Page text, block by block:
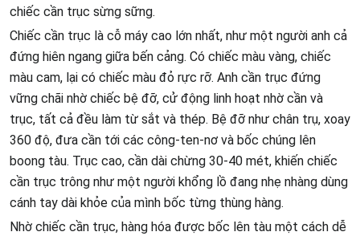
chiếc cần trục sừng sững.
Chiếc cần trục là cỗ máy cao lớn nhất, như một người anh cả
đứng hiên ngang giữa bến cảng. Có chiếc màu vàng, chiếc
màu cam, lại có chiếc màu đỏ rực rỡ. Anh cần trục đứng
vững chãi nhờ chiếc bệ đỡ, cử động linh hoạt nhờ cần và
trục, tất cả đều làm từ sắt và thép. Bệ đỡ như chân trụ, xoay
360 độ, đưa cần tới các công-ten-nơ và bốc chúng lên
boong tàu. Trục cao, cần dài chừng 30-40 mét, khiến chiếc
cần trục trông như một người khổng lồ đang nhẹ nhàng dùng
cánh tay dài khỏe của mình bốc từng thùng hàng.
Nhờ chiếc cần trục, hàng hóa được bốc lên tàu một cách dễ